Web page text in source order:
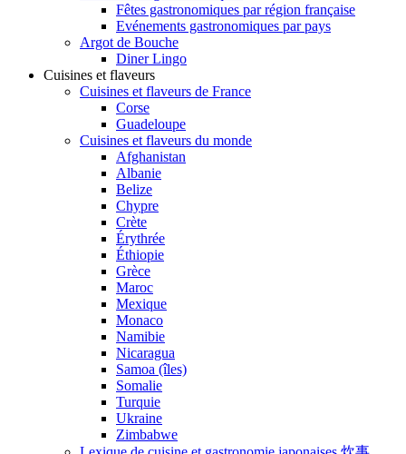
Fêtes gastronomiques par région française
Evénements gastronomiques par pays
Argot de Bouche
Diner Lingo
Cuisines et flaveurs
Cuisines et flaveurs de France
Corse
Guadeloupe
Cuisines et flaveurs du monde
Afghanistan
Albanie
Belize
Chypre
Crète
Érythrée
Éthiopie
Grèce
Maroc
Mexique
Monaco
Namibie
Nicaragua
Samoa (îles)
Somalie
Turquie
Ukraine
Zimbabwe